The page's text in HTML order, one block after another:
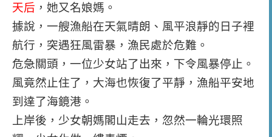
天后 ，她又名娘媽。
據說，一艘漁船在天氣晴朗、風平浪靜的日子裡
航行，突遇狂風雷暴，漁民處於危難。
危急關頭，一位少女站了出來，下令風暴停止。
風竟然止住了，大海也恢復了平靜，漁船平安地
到達了海鏡港。
上岸後，少女朝媽閣山走去，忽然一輪光環照